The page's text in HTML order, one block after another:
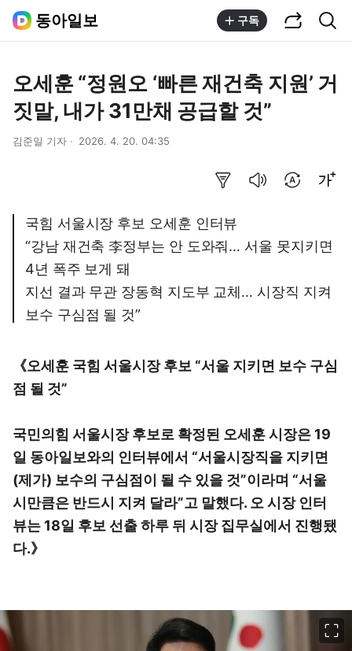
동아일보 구독
오세훈 “정원오 ‘빠른 재건축 지원’ 거
짓말, 내가 31만채 공급할 것”
김준일 기자 2026. 4. 20. 04:35
국힘 서울시장 후보 오세훈 인터뷰
“강남 재건축 李정부는 안 도와줘… 서울 못지키면
4년 폭주 보게 돼
지선 결과 무관 장동혁 지도부 교체… 시장직 지켜
보수 구심점 될 것”
《오세훈 국힘 서울시장 후보 “서울 지키면 보수 구심
점 될 것”
국민의힘 서울시장 후보로 확정된 오세훈 시장은 19
일 동아일보와의 인터뷰에서 “서울시장직을 지키면
(제가) 보수의 구심점이 될 수 있을 것”이라며 “서울
시만큼은 반드시 지켜 달라”고 말했다. 오 시장 인터
뷰는 18일 후보 선출 하루 뒤 시장 집무실에서 진행됐
다.》